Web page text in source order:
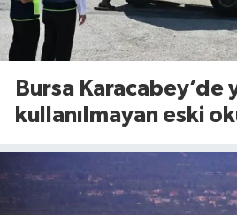
Bursa Karacabey’de
kullanılmayan eski